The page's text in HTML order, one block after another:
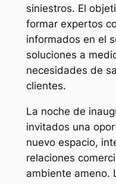
siniestros. El
formar expertos
informados en el
soluciones a
necesidades de
clientes.
La noche de
invitados una
nuevo espacio,
relaciones
ambiente ameno.